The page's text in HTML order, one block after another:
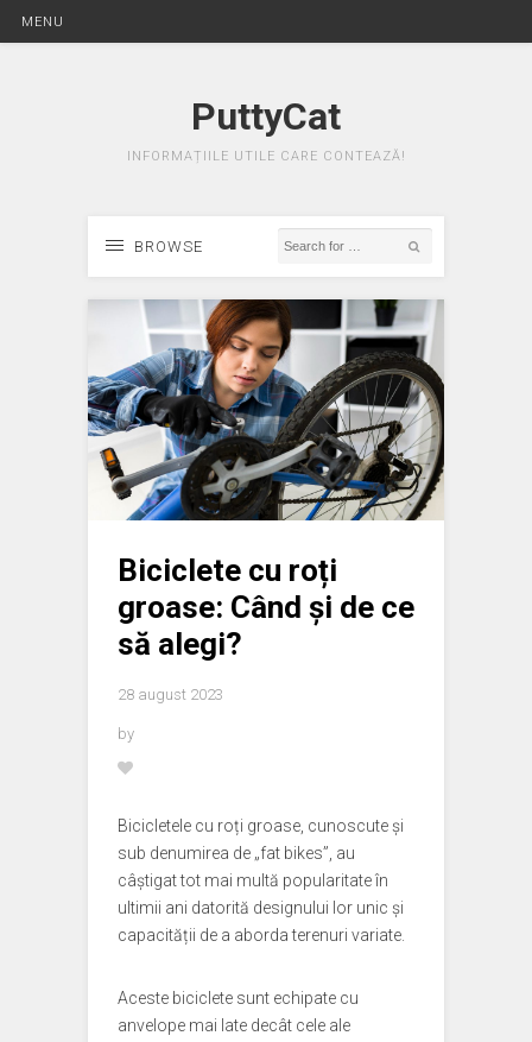
MENU
PuttyCat
INFORMAȚIILE UTILE CARE CONTEAZĂ!
BROWSE
Biciclete cu roți
groase: Când și de ce
să alegi?
28 august 2023
by
Bicicletele cu roți groase, cunoscute și
sub denumirea de „fat bikes”, au
câștigat tot mai multă popularitate în
ultimii ani datorită designului lor unic și
capacității de a aborda terenuri variate.
Aceste biciclete sunt echipate cu
anvelope mai late decât cele ale